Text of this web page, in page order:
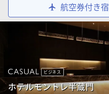
航空券付き
ビジネス
ホテルモントレ半蔵門